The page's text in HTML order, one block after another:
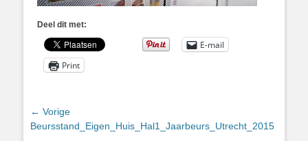
Deel dit met:
E-mail
Print
Bericht
navigatie
← Vorige
Vorig
Beursstand_Eigen_Huis_Hal1_Jaarbeurs_Utrecht_2015